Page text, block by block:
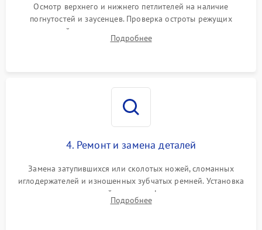
Осмотр верхнего и нижнего петлителей на наличие
погнутостей и заусенцев. Проверка остроты режущих
кромок ножей, состояния приводного ремня, электромотора
и механизма дифференциальной подачи ткани.
Подробнее
4. Ремонт и замена деталей
Замена затупившихся или сколотых ножей, сломанных
иглодержателей и изношенных зубчатых ремней. Установка
новых петлителей взамен деформированных.
Восстановление контактов в педали и цепях
Подробнее